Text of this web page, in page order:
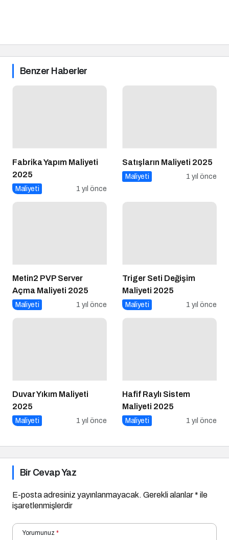
Benzer Haberler
Fabrika Yapım Maliyeti
2025
Maliyeti 1 yıl önce
Satışların Maliyeti 2025
Maliyeti 1 yıl önce
Metin2 PVP Server
Açma Maliyeti 2025
Maliyeti 1 yıl önce
Triger Seti Değişim
Maliyeti 2025
Maliyeti 1 yıl önce
Duvar Yıkım Maliyeti
2025
Maliyeti 1 yıl önce
Hafif Raylı Sistem
Maliyeti 2025
Maliyeti 1 yıl önce
Bir Cevap Yaz
E-posta adresiniz yayınlanmayacak. Gerekli alanlar* ile
işaretlenmişlerdir
Yorumunuz *